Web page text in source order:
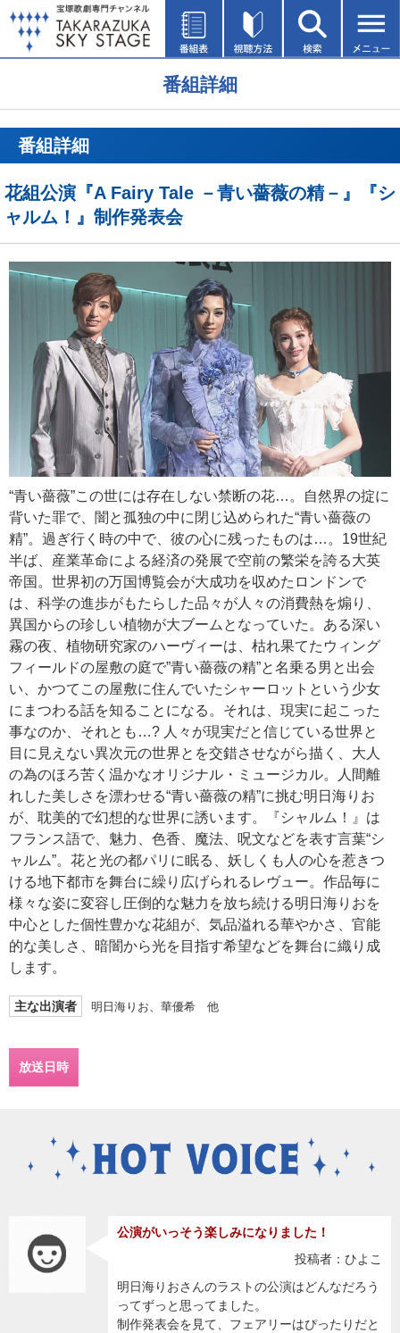
番組詳細
番組詳細
花組公演『A Fairy Tale －青い薔薇の精－』『シ
ャルム！』制作発表会
“青い薔薇”この世には存在しない禁断の花…。自然界の掟に
背いた罪で、闇と孤独の中に閉じ込められた“青い薔薇の
精”。過ぎ行く時の中で、彼の心に残ったものは…。19世紀
半ば、産業革命による経済の発展で空前の繁栄を誇る大英
帝国。世界初の万国博覧会が大成功を収めたロンドンで
は、科学の進歩がもたらした品々が人々の消費熱を煽り、
異国からの珍しい植物が大ブームとなっていた。ある深い
霧の夜、植物研究家のハーヴィーは、枯れ果てたウィング
フィールドの屋敷の庭で”青い薔薇の精”と名乗る男と出会
い、かつてこの屋敷に住んでいたシャーロットという少女
にまつわる話を知ることになる。それは、現実に起こった
事なのか、それとも…? 人々が現実だと信じている世界と
目に見えない異次元の世界とを交錯させながら描く、大人
の為のほろ苦く温かなオリジナル・ミュージカル。人間離
れした美しさを漂わせる“青い薔薇の精”に挑む明日海りお
が、耽美的で幻想的な世界に誘います。『シャルム！』は
フランス語で、魅力、色香、魔法、呪文などを表す言葉“シ
ャルム”。花と光の都パリに眠る、妖しくも人の心を惹きつ
ける地下都市を舞台に繰り広げられるレヴュー。作品毎に
様々な姿に変容し圧倒的な魅力を放ち続ける明日海りおを
中心とした個性豊かな花組が、気品溢れる華やかさ、官能
的な美しさ、暗闇から光を目指す希望などを舞台に織り成
します。
主な出演者 明日海りお、華優希 他
放送日時
公演がいっそう楽しみになりました！
投稿者：ひよこ
明日海りおさんのラストの公演はどんなだろう
ってずっと思ってました。
制作発表会を見て、フェアリーはぴったりだと